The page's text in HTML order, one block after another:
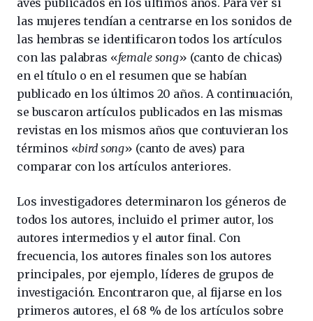
aves publicados en los últimos años. Para ver si
las mujeres tendían a centrarse en los sonidos de
las hembras se identificaron todos los artículos
con las palabras «female song» (canto de chicas)
en el título o en el resumen que se habían
publicado en los últimos 20 años. A continuación,
se buscaron artículos publicados en las mismas
revistas en los mismos años que contuvieran los
términos «bird song» (canto de aves) para
comparar con los artículos anteriores.
Los investigadores determinaron los géneros de
todos los autores, incluido el primer autor, los
autores intermedios y el autor final. Con
frecuencia, los autores finales son los autores
principales, por ejemplo, líderes de grupos de
investigación. Encontraron que, al fijarse en los
primeros autores, el 68 % de los artículos sobre